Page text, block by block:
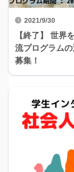
2021/9/30
【終了】 世界
流プログラム
募集！